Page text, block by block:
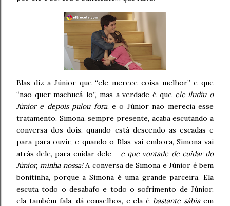
Blas diz a Júnior que “ele merece coisa melhor” e que
“não quer machucá-lo”, mas a verdade é que ele iludiu o
Júnior e depois pulou fora, e o Júnior não merecia esse
tratamento. Simona, sempre presente, acaba escutando a
conversa dos dois, quando está descendo as escadas e
para para ouvir, e quando o Blas vai embora, Simona vai
atrás dele, para cuidar dele – e que vontade de cuidar do
Júnior, minha nossa!A conversa de Simona e Júnior é bem
bonitinha, porque a Simona é uma grande parceira. Ela
escuta todo o desabafo e todo o sofrimento de Júnior,
ela também fala, dá conselhos, e ela é bastante sábiaem